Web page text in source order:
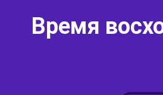
Время